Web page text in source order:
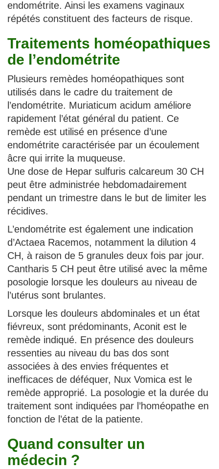
endométrite. Ainsi les examens vaginaux
répétés constituent des facteurs de risque.
Traitements homéopathiques
de l’endométrite
Plusieurs remèdes homéopathiques sont
utilisés dans le cadre du traitement de
l’endométrite. Muriaticum acidum améliore
rapidement l’état général du patient. Ce
remède est utilisé en présence d’une
endométrite caractérisée par un écoulement
âcre qui irrite la muqueuse.
Une dose de Hepar sulfuris calcareum 30 CH
peut être administrée hebdomadairement
pendant un trimestre dans le but de limiter les
récidives.
L’endométrite est également une indication
d’Actaea Racemos, notamment la dilution 4
CH, à raison de 5 granules deux fois par jour.
Cantharis 5 CH peut être utilisé avec la même
posologie lorsque les douleurs au niveau de
l’utérus sont brulantes.
Lorsque les douleurs abdominales et un état
fiévreux, sont prédominants, Aconit est le
remède indiqué. En présence des douleurs
ressenties au niveau du bas dos sont
associées à des envies fréquentes et
inefficaces de déféquer, Nux Vomica est le
remède approprié. La posologie et la durée du
traitement sont indiquées par l’homéopathe en
fonction de l’état de la patiente.
Quand consulter un
médecin ?